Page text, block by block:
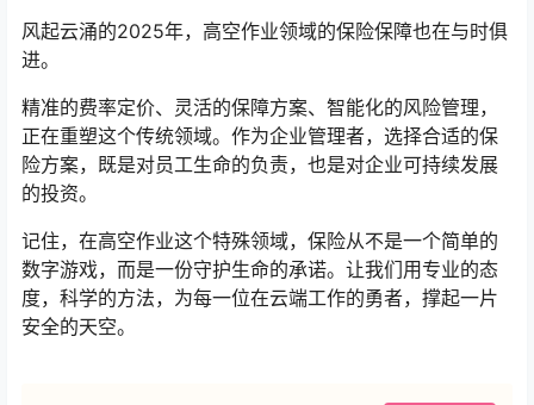
风起云涌的2025年，高空作业领域的保险保障也在与时俱
进。
精准的费率定价、灵活的保障方案、智能化的风险管理，
正在重塑这个传统领域。作为企业管理者，选择合适的保
险方案，既是对员工生命的负责，也是对企业可持续发展
的投资。
记住，在高空作业这个特殊领域，保险从不是一个简单的
数字游戏，而是一份守护生命的承诺。让我们用专业的态
度，科学的方法，为每一位在云端工作的勇者，撑起一片
安全的天空。